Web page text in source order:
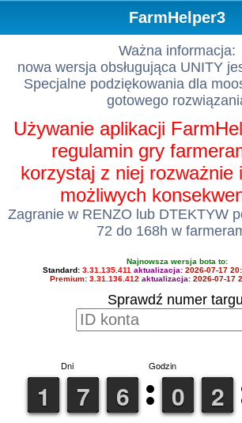
FarmHelper3
Ważna informacja:
nowa wersja obsługująca UNITY
Specjalne podziękowania dla
gotowego
Używanie aplikacji
regulamin gry
korzystaj z niej rozważnie
możliwych
Zagranie w RENZO lub DTEKTYW
72 do 168h w
Najnowsza wersja bota to:
Standard: 3.31.135.411 aktualizacja: 2026-07-17
Premium: 3.31.136.412 aktualizacja: 2026-07-17
Sprawdź numer